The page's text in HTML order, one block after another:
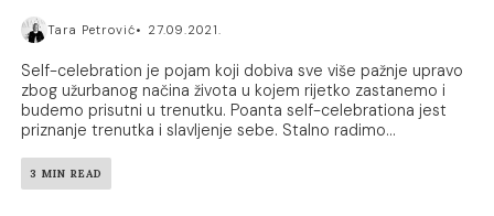
Tara Petrović 27.09.2021.
Self-celebration je pojam koji dobiva sve više pažnje upravo
zbog užurbanog načina života u kojem rijetko zastanemo i
budemo prisutni u trenutku. Poanta self-celebrationa jest
priznanje trenutka i slavljenje sebe. Stalno radimo...
3 MIN READ